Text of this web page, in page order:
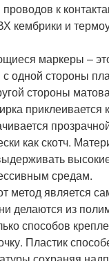
к
кембрики и
маркеры –
одной стороны
стороны
приклеивается
как скотч.
средам.
метод является
делаются из
способов
Пластик